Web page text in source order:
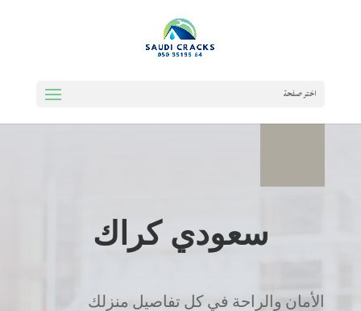
اختر صفحة
سعودي كراك
الأمان والراحة في كل تفاصيل منزلك